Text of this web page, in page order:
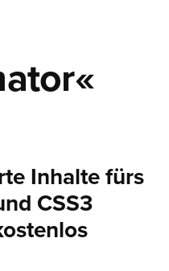
Inhalte fürs
CSS3